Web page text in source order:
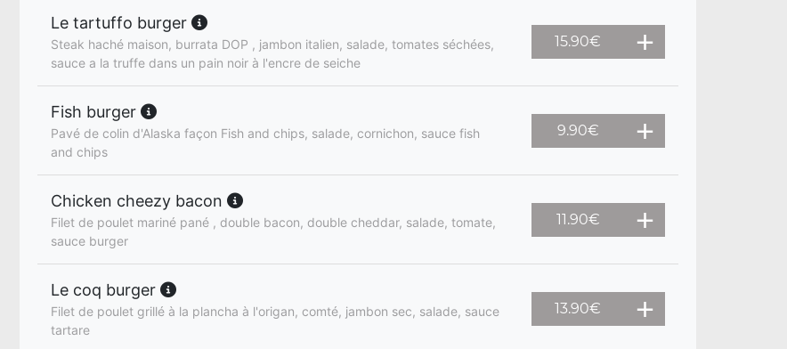
Le tartuffo burger
Steak haché maison, burrata DOP , jambon italien, salade, tomates séchées,
sauce a la truffe dans un pain noir à l'encre de seiche
15.90€
Fish burger
Pavé de colin d'Alaska façon Fish and chips, salade, cornichon, sauce fish
and chips
9.90€
Chicken cheezy bacon
Filet de poulet mariné pané , double bacon, double cheddar, salade, tomate,
sauce burger
11.90€
Le coq burger
Filet de poulet grillé à la plancha à l'origan, comté, jambon sec, salade, sauce
tartare
13.90€